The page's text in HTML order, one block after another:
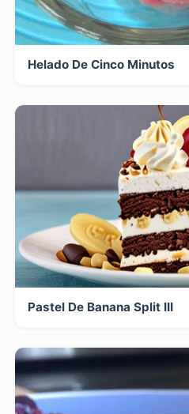
Helado De Cinco Minutos
Pastel De Banana Split III